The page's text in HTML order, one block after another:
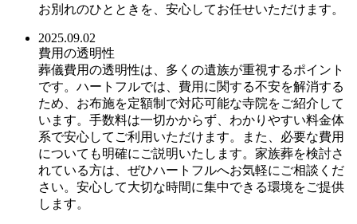
お別れのひとときを、安心してお任せいただけます。
2025.09.02
費用の透明性
葬儀費用の透明性は、多くの遺族が重視するポイント
です。ハートフルでは、費用に関する不安を解消する
ため、お布施を定額制で対応可能な寺院をご紹介して
います。手数料は一切かからず、わかりやすい料金体
系で安心してご利用いただけます。また、必要な費用
についても明確にご説明いたします。家族葬を検討さ
れている方は、ぜひハートフルへお気軽にご相談くだ
さい。安心して大切な時間に集中できる環境をご提供
します。